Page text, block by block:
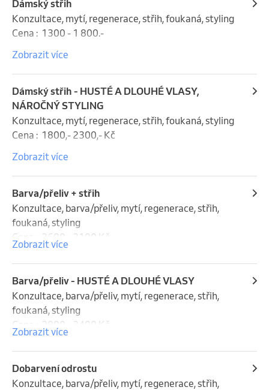
času úkonu.
Dámský střih
Konzultace, mytí, regenerace, střih, foukaná, styling
Cena :  1300 - 1 800.-
Uvedené ceny jsou pouze orientační. Konečná cena
se odvíjí od spotřebovaného materiálu a celkového
času úkonu.
Zobrazit více
Dámský střih - HUSTÉ A DLOUHÉ VLASY,
NÁROČNÝ STYLING
Konzultace, mytí, regenerace, střih, foukaná, styling
Cena :  1800,- 2300,- Kč
Uvedené ceny jsou pouze orientační. Konečná cena
se odvíjí od spotřebovaného materiálu a celkového
času úkonu.
Zobrazit více
Barva/přeliv + střih
Konzultace, barva/přeliv, mytí, regenerace, střih,
foukaná, styling
Cena :  2600 - 3100 Kč
Uvedené ceny jsou pouze orientační. Konečná cena
se odvíjí od spotřebovaného materiálu a celkového
času úkonu.
Zobrazit více
Barva/přeliv - HUSTÉ A DLOUHÉ VLASY
Konzultace, barva/přeliv, mytí, regenerace, střih,
foukaná, styling
Cena :  2800 - 3400 Kč
Uvedené ceny jsou pouze orientační. Konečná cena
se odvíjí od spotřebovaného materiálu a celkového
času úkonu.
Zobrazit více
Dobarvení odrostu
Konzultace, barva/přeliv, mytí, regenerace, střih,